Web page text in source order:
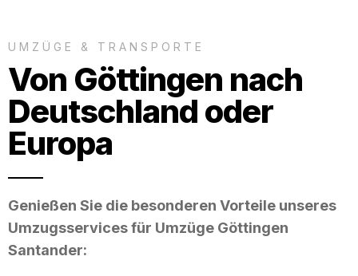
UMZÜGE & TRANSPORTE
Von Göttingen nach
Deutschland oder
Europa
Genießen Sie die besonderen Vorteile unseres
Umzugsservices für Umzüge Göttingen
Santander: